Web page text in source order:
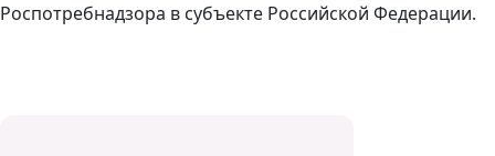
Роспотребнадзора в субъекте Российской Федерации.